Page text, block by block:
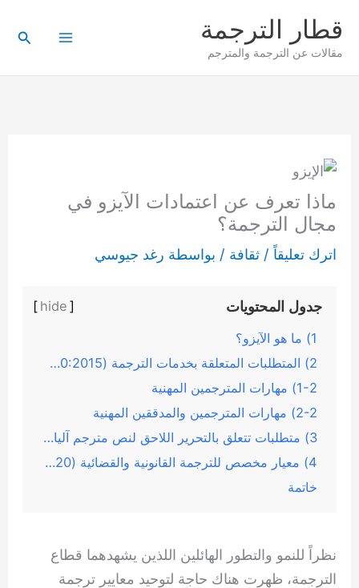
إلى
المحتوى
قطار الترجمة
مقالات عن الترجمة والمترجم
ماذا تعرف عن اعتمادات الآيزو في
مجال الترجمة؟
اترك تعليقاً /ثقافة / بواسطة رغد جيوسي
جدول المحتويات [
hide
]
1) ما هو الآيزو؟
2) المتطلبات المتعلقة بخدمات الترجمة (ISO 17100:2015)
1-2) مهارات المترجمين المهنية
2-2) مهارات المترجمين والمدققين المهنية
3) متطلبات تتعلق بالتحرير اللاحق لنص مترجم آليا (18587:2017 ISO)
4) معيار مخصص للترجمة القانونية والقضائية (ISO 20771:2020)
خاتمة
نظراً للنمو والتطور الهائلين اللذين يشهدهما قطاع
الترجمة، ظهرت هناك حاجة لتوحيد معايير ترجمة